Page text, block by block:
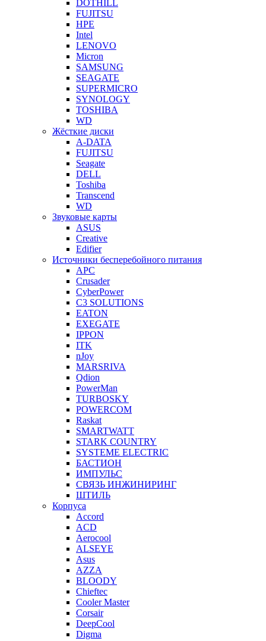
DOTHILL
FUJITSU
HPE
Intel
LENOVO
Micron
SAMSUNG
SEAGATE
SUPERMICRO
SYNOLOGY
TOSHIBA
WD
Жёсткие диски
A-DATA
FUJITSU
Seagate
DELL
Toshiba
Transcend
WD
Звуковые карты
ASUS
Creative
Edifier
Источники бесперебойного питания
APC
Crusader
CyberPower
C3 SOLUTIONS
EATON
EXEGATE
IPPON
ITK
nJoy
MARSRIVA
Qdion
PowerMan
TURBOSKY
POWERCOM
Raskat
SMARTWATT
STARK COUNTRY
SYSTEME ELECTRIC
БАСТИОН
ИМПУЛЬС
СВЯЗЬ ИНЖИНИРИНГ
ШТИЛЬ
Корпуса
Accord
ACD
Aerocool
ALSEYE
Asus
AZZA
BLOODY
Chieftec
Cooler Master
Corsair
DeepCool
Digma